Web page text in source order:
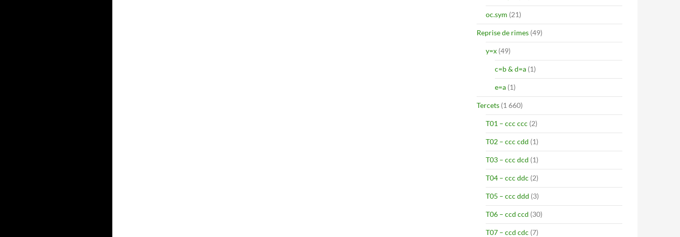
oc.sym (21)
Reprise de rimes (49)
y=x (49)
c=b & d=a (1)
e=a (1)
Tercets (1 660)
T01 – ccc ccc (2)
T02 – ccc cdd (1)
T03 – ccc dcd (1)
T04 – ccc ddc (2)
T05 – ccc ddd (3)
T06 – ccd ccd (30)
T07 – ccd cdc (7)